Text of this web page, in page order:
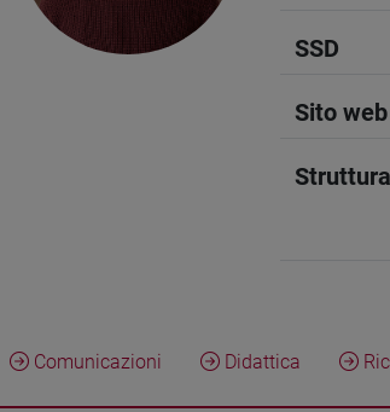
SSD
Sito web
Struttura
Comunicazioni Didattica